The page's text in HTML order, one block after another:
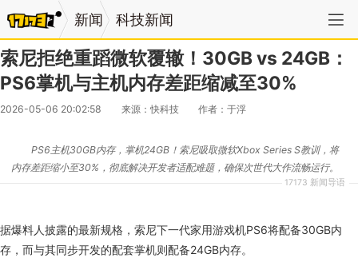
新闻 科技新闻
索尼拒绝重蹈微软覆辙！30GB vs 24GB：
PS6掌机与主机内存差距缩减至30%
2026-05-06 20:02:58 来源：快科技 作者：于浮
17173 新闻导语
PS6主机30GB内存，掌机24GB！索尼吸取微软Xbox Series S教训，将
内存差距缩小至30%，彻底解决开发者适配难题，确保次世代大作流畅运行。
据爆料人披露的最新规格，索尼下一代家用游戏机PS6将配备30GB内
存，而与其同步开发的配套掌机则配备24GB内存。